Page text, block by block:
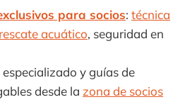
para socios: técnica
rescate acuático, seguridad en
y guías de
desde la zona de socios